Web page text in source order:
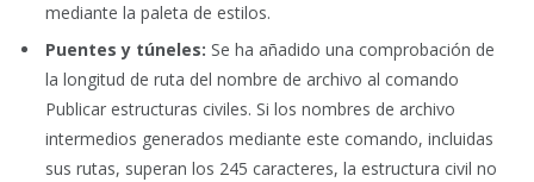
mediante la paleta de estilos.
Puentes y túneles: Se ha añadido una comprobación de
la longitud de ruta del nombre de archivo al comando
Publicar estructuras civiles. Si los nombres de archivo
intermedios generados mediante este comando, incluidas
sus rutas, superan los 245 caracteres, la estructura civil no